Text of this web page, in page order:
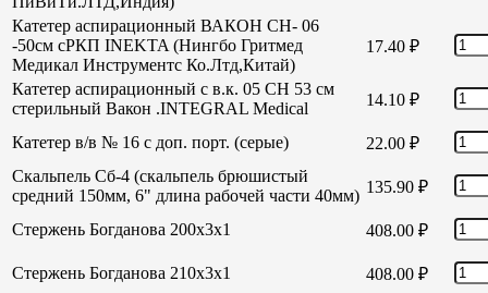
Катетер аспирационный ВАКОН СН- 06
-50см сРКП INEKTA (Нингбо Гритмед
Медикал Инструментс Ко.Лтд,Китай)
17.40 ₽
Катетер аспирационный с в.к. 05 СН 53 см
стерильный Вакон .INTEGRAL Medical
14.10 ₽
Катетер в/в № 16 с доп. порт. (серые) 22.00 ₽
Скальпель Сб-4 (скальпель брюшистый
средний 150мм, 6" длина рабочей части 40мм) 135.90 ₽
Стержень Богданова 200х3х1 408.00 ₽
Стержень Богданова 210х3х1 408.00 ₽